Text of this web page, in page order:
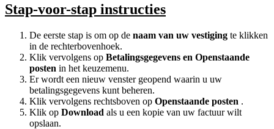
Stap-voor-stap instructies
De eerste stap is om op de naam van uw vestiging te klikken
in de rechterbovenhoek.
Klik vervolgens op Betalingsgegevens en Openstaande
posten in het keuzemenu.
Er wordt een nieuw venster geopend waarin u uw
betalingsgegevens kunt beheren.
Klik vervolgens rechtsboven op Openstaande posten .
Klik op Download als u een kopie van uw factuur wilt
opslaan.